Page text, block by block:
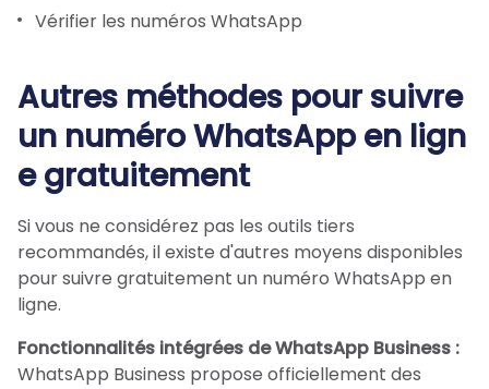
Vérifier les numéros WhatsApp
Autres méthodes pour suivre
un numéro WhatsApp en lign
e gratuitement
Si vous ne considérez pas les outils tiers
recommandés, il existe d'autres moyens disponibles
pour suivre gratuitement un numéro WhatsApp en
ligne.
Fonctionnalités intégrées de WhatsApp Business :
WhatsApp Business propose officiellement des